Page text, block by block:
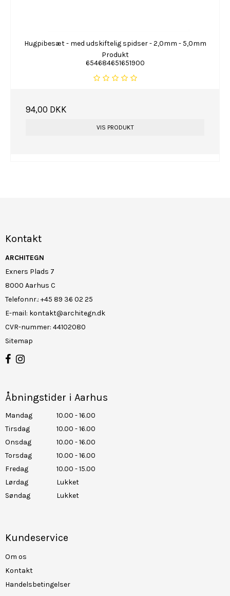
Hugpibesæt - med udskiftelig spidser - 2,0mm - 5,0mm
Produkt
654684651651900
94,00 DKK
VIS PRODUKT
Kontakt
ARCHITEGN
Exners Plads 7
8000 Aarhus C
Telefonnr.: +45 89 36 02 25
E-mail: kontakt@architegn.dk
CVR-nummer: 44102080
Sitemap
Åbningstider i Aarhus
Mandag
10.00 - 16.00
Tirsdag
10.00 - 16.00
Onsdag
10.00 - 16.00
Torsdag
10.00 - 16.00
Fredag
10.00 - 15.00
Lørdag
Lukket
Søndag
Lukket
Kundeservice
Om os
Kontakt
Handelsbetingelser